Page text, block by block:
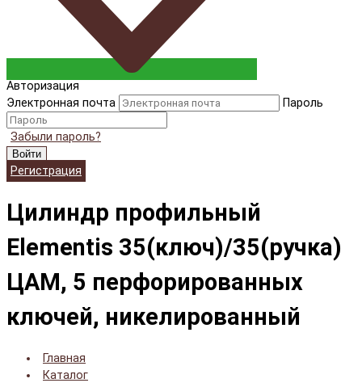
Авторизация
Электронная почта
Пароль
Забыли пароль?
Войти
Регистрация
Цилиндр профильный
Elementis 35(ключ)/35(ручка)
ЦАМ, 5 перфорированных
ключей, никелированный
Главная
Каталог